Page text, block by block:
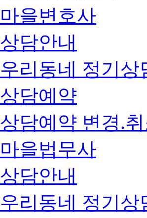
마을변호사
상담안내
우리동네 정기상
상담예약
상담예약 변경.
마을법무사
상담안내
우리동네 정기상